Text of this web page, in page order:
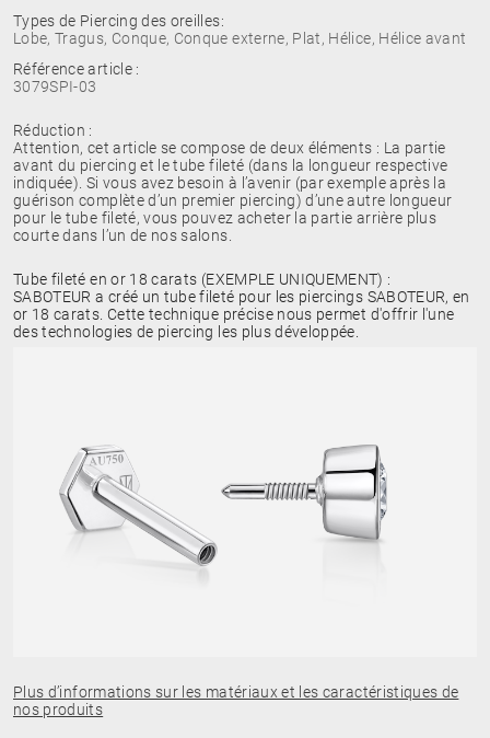
Types de Piercing des oreilles:
Lobe, Tragus, Conque, Conque externe, Plat, Hélice, Hélice avant
Référence article :
3079SPI-03
Réduction :
Attention, cet article se compose de deux éléments : La partie
avant du piercing et le tube fileté (dans la longueur respective
indiquée). Si vous avez besoin à l’avenir (par exemple après la
guérison complète d’un premier piercing) d’une autre longueur
pour le tube fileté, vous pouvez acheter la partie arrière plus
courte dans l’un de nos salons.
Tube fileté en or 18 carats (EXEMPLE UNIQUEMENT) :
SABOTEUR a créé un tube fileté pour les piercings SABOTEUR, en
or 18 carats. Cette technique précise nous permet d'offrir l'une
des technologies de piercing les plus développée.
Plus d’informations sur les matériaux et les caractéristiques de
nos produits